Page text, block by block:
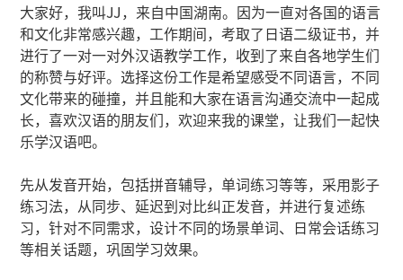
大家好，我叫JJ，来自中国湖南。因为一直对各国的语言
和文化非常感兴趣，工作期间，考取了日语二级证书，并
进行了一对一对外汉语教学工作，收到了来自各地学生们
的称赞与好评。选择这份工作是希望感受不同语言，不同
文化带来的碰撞，并且能和大家在语言沟通交流中一起成
长，喜欢汉语的朋友们，欢迎来我的课堂，让我们一起快
乐学汉语吧。
先从发音开始，包括拼音辅导，单词练习等等，采用影子
练习法，从同步、延迟到对比纠正发音，并进行复述练
习，针对不同需求，设计不同的场景单词、日常会话练习
等相关话题，巩固学习效果。